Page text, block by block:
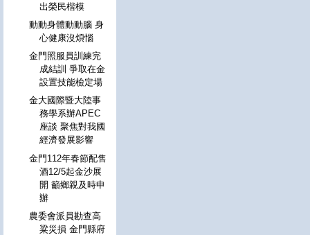
出榮民楷模
動動身體動動腦 身
心健康沒煩惱
金門照服員訓練完
成結訓 爭取在金
設置技能檢定場
金大國際暨大陸事
務學系辦APEC
座談 聚焦對我國
經濟發展影響
金門112年春節配售
酒12/5起金沙展
開 籲鄉親及時申
辦
農委會派員勘查高
粱災損 金門縣府